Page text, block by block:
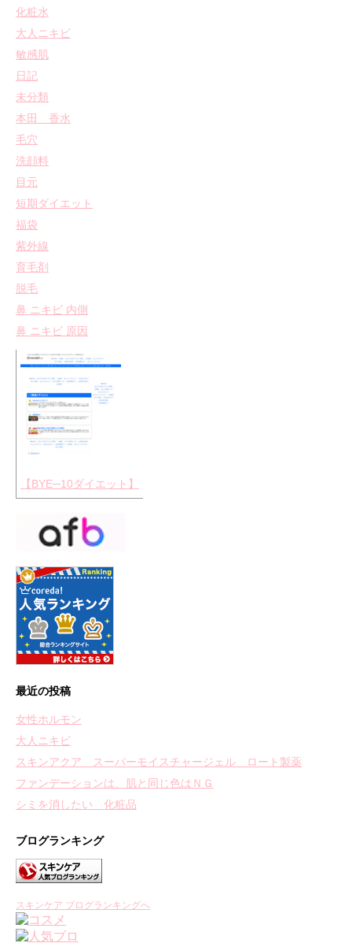
化粧水
大人ニキビ
敏感肌
日記
未分類
本田 香水
毛穴
洗顔料
目元
短期ダイエット
福袋
紫外線
育毛剤
脱毛
鼻 ニキビ 内側
鼻 ニキビ 原因
【BYE─10ダイエット】
最近の投稿
女性ホルモン
大人ニキビ
スキンアクア スーパーモイスチャージェル ロート製薬
ファンデーションは、肌と同じ色はＮＧ
シミを消したい 化粧品
ブログランキング
スキンケア ブログランキングへ